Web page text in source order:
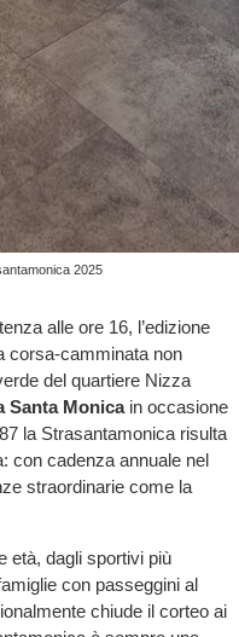
2025
alle ore 16, l’edizione
corsa-camminata non
del quartiere Nizza
Santa Monicain occasione
la Strasantamonica risulta
con cadenza annuale nel
straordinarie come la
età, dagli sportivi più
con passeggini al
chiude il corteo ai